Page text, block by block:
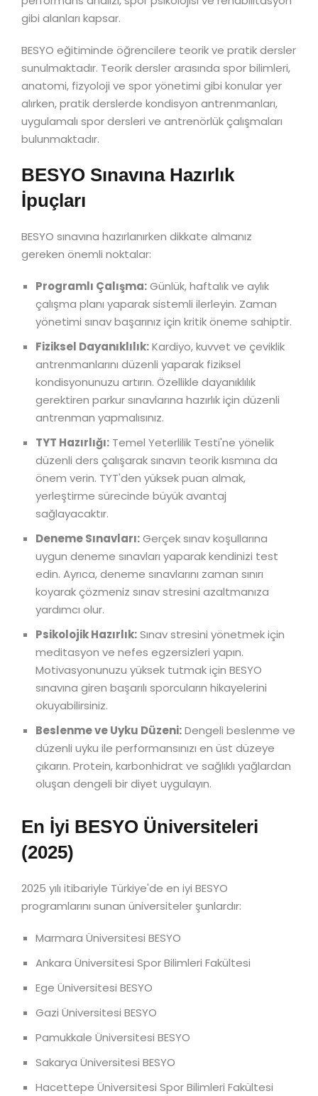
gibi alanları kapsar.
BESYO eğitiminde öğrencilere teorik ve pratik dersler
sunulmaktadır. Teorik dersler arasında spor bilimleri,
anatomi, fizyoloji ve spor yönetimi gibi konular yer
alırken, pratik derslerde kondisyon antrenmanları,
uygulamalı spor dersleri ve antrenörlük çalışmaları
bulunmaktadır.
BESYO Sınavına Hazırlık
İpuçları
BESYO sınavına hazırlanırken dikkate almanız
gereken önemli noktalar:
Programlı Çalışma:Günlük, haftalık ve aylık
çalışma planı yaparak sistemli ilerleyin. Zaman
yönetimi sınav başarınız için kritik öneme sahiptir.
Fiziksel Dayanıklılık:Kardiyo, kuvvet ve çeviklik
antrenmanlarını düzenli yaparak fiziksel
kondisyonunuzu artırın. Özellikle dayanıklılık
gerektiren parkur sınavlarına hazırlık için düzenli
antrenman yapmalısınız.
TYT Hazırlığı: Temel Yeterlilik Testi'ne yönelik
düzenli ders çalışarak sınavın teorik kısmına da
önem verin. TYT'den yüksek puan almak,
yerleştirme sürecinde büyük avantaj
sağlayacaktır.
Deneme Sınavları:Gerçek sınav koşullarına
uygun deneme sınavları yaparak kendinizi test
edin. Ayrıca, deneme sınavlarını zaman sınırı
koyarak çözmeniz sınav stresini azaltmanıza
yardımcı olur.
Psikolojik Hazırlık:Sınav stresini yönetmek için
meditasyon ve nefes egzersizleri yapın.
Motivasyonunuzu yüksek tutmak için BESYO
sınavına giren başarılı sporcuların hikayelerini
okuyabilirsiniz.
Beslenme ve Uyku Düzeni:Dengeli beslenme ve
düzenli uyku ile performansınızı en üst düzeye
çıkarın. Protein, karbonhidrat ve sağlıklı yağlardan
oluşan dengeli bir diyet uygulayın.
En İyi BESYO Üniversiteleri
(2025)
2025 yılı itibariyle Türkiye'de en iyi BESYO
programlarını sunan üniversiteler şunlardır:
Marmara Üniversitesi BESYO
Ankara Üniversitesi Spor Bilimleri Fakültesi
Ege Üniversitesi BESYO
Gazi Üniversitesi BESYO
Pamukkale Üniversitesi BESYO
Sakarya Üniversitesi BESYO
Hacettepe Üniversitesi Spor Bilimleri Fakültesi